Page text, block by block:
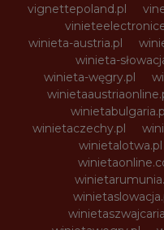
vignettepoland.pl
winieta-austria.pl
winieta-
winieta-węgry.pl
winietaczechy.pl
winietalotwa.pl